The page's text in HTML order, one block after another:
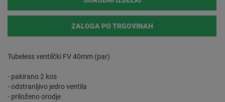
ZALOGA PO TRGOVINAH
Tubeless ventilčki FV 40mm (par)
- pakirano 2 kos
- odstranljivo jedro ventila
- priloženo orodje